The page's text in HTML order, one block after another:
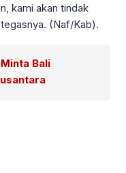
kami akan tindak
(Naf/Kab).
Bali